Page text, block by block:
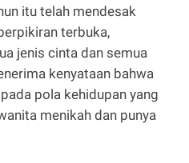
itu telah mendesak
terbuka,
jenis cinta dan semua
kenyataan bahwa
pola kehidupan yang
menikah dan punya